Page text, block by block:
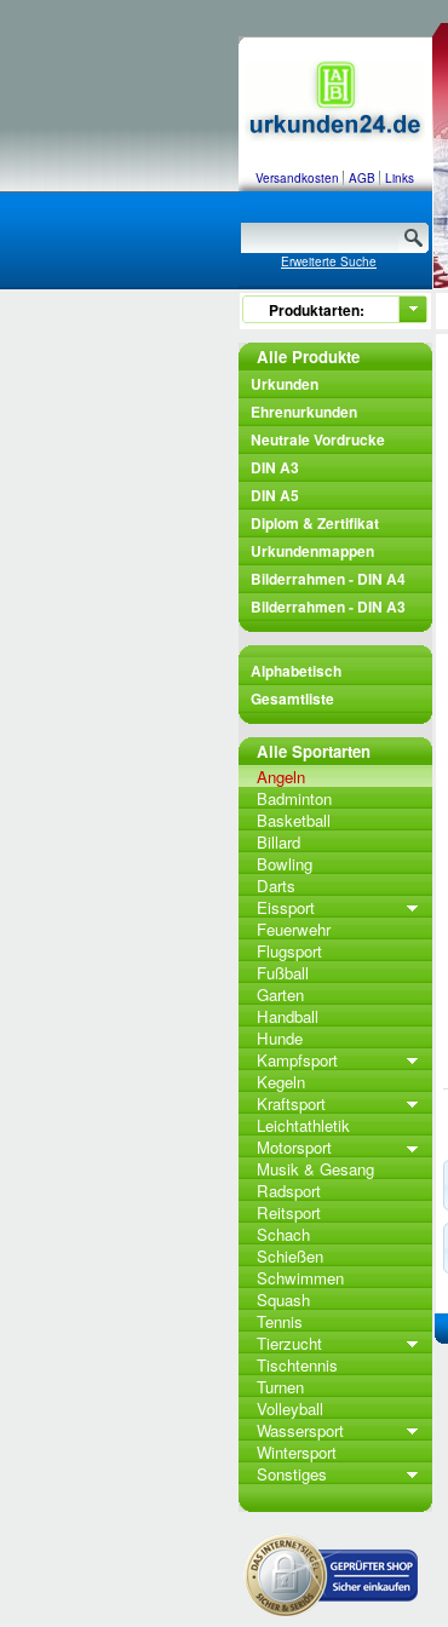
Versandkosten AGB Links
Erweiterte Suche
Produktarten:
Alle Produkte
Urkunden
Ehrenurkunden
Neutrale Vordrucke
DIN A3
DIN A5
Diplom & Zertifikat
Urkundenmappen
Bilderrahmen - DIN A4
Bilderrahmen - DIN A3
Alphabetisch
Gesamtliste
Alle Sportarten
Angeln
Badminton
Basketball
Billard
Bowling
Darts
Eissport
Feuerwehr
Flugsport
Fußball
Garten
Handball
Hunde
Kampfsport
Kegeln
Kraftsport
Leichtathletik
Motorsport
Musik & Gesang
Radsport
Reitsport
Schach
Schießen
Schwimmen
Squash
Tennis
Tierzucht
Tischtennis
Turnen
Volleyball
Wassersport
Wintersport
Sonstiges